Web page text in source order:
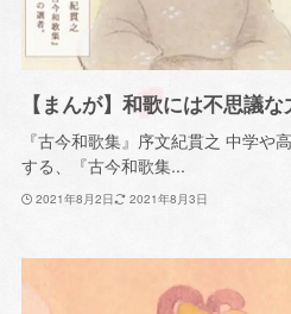
【まんが】和歌には不思議
『古今和歌集』序文紀貫之 中学や
する、『古今和歌集...
2021年8月2日 2021年8月3日